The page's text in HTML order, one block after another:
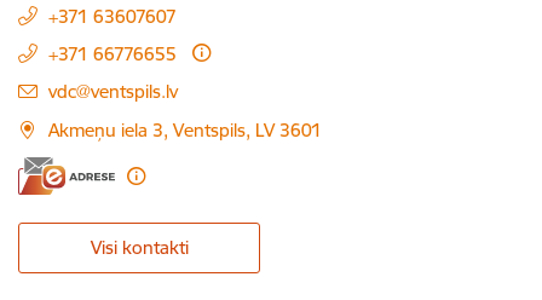
+371 63607607
+371 66776655
E-pasts:
vdc@ventspils.lv
Akmeņu iela 3, Ventspils, LV 3601
Visi kontakti